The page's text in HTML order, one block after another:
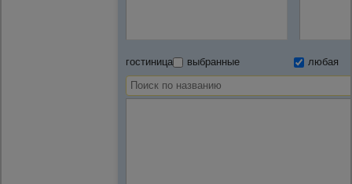
гостиница выбранные любая